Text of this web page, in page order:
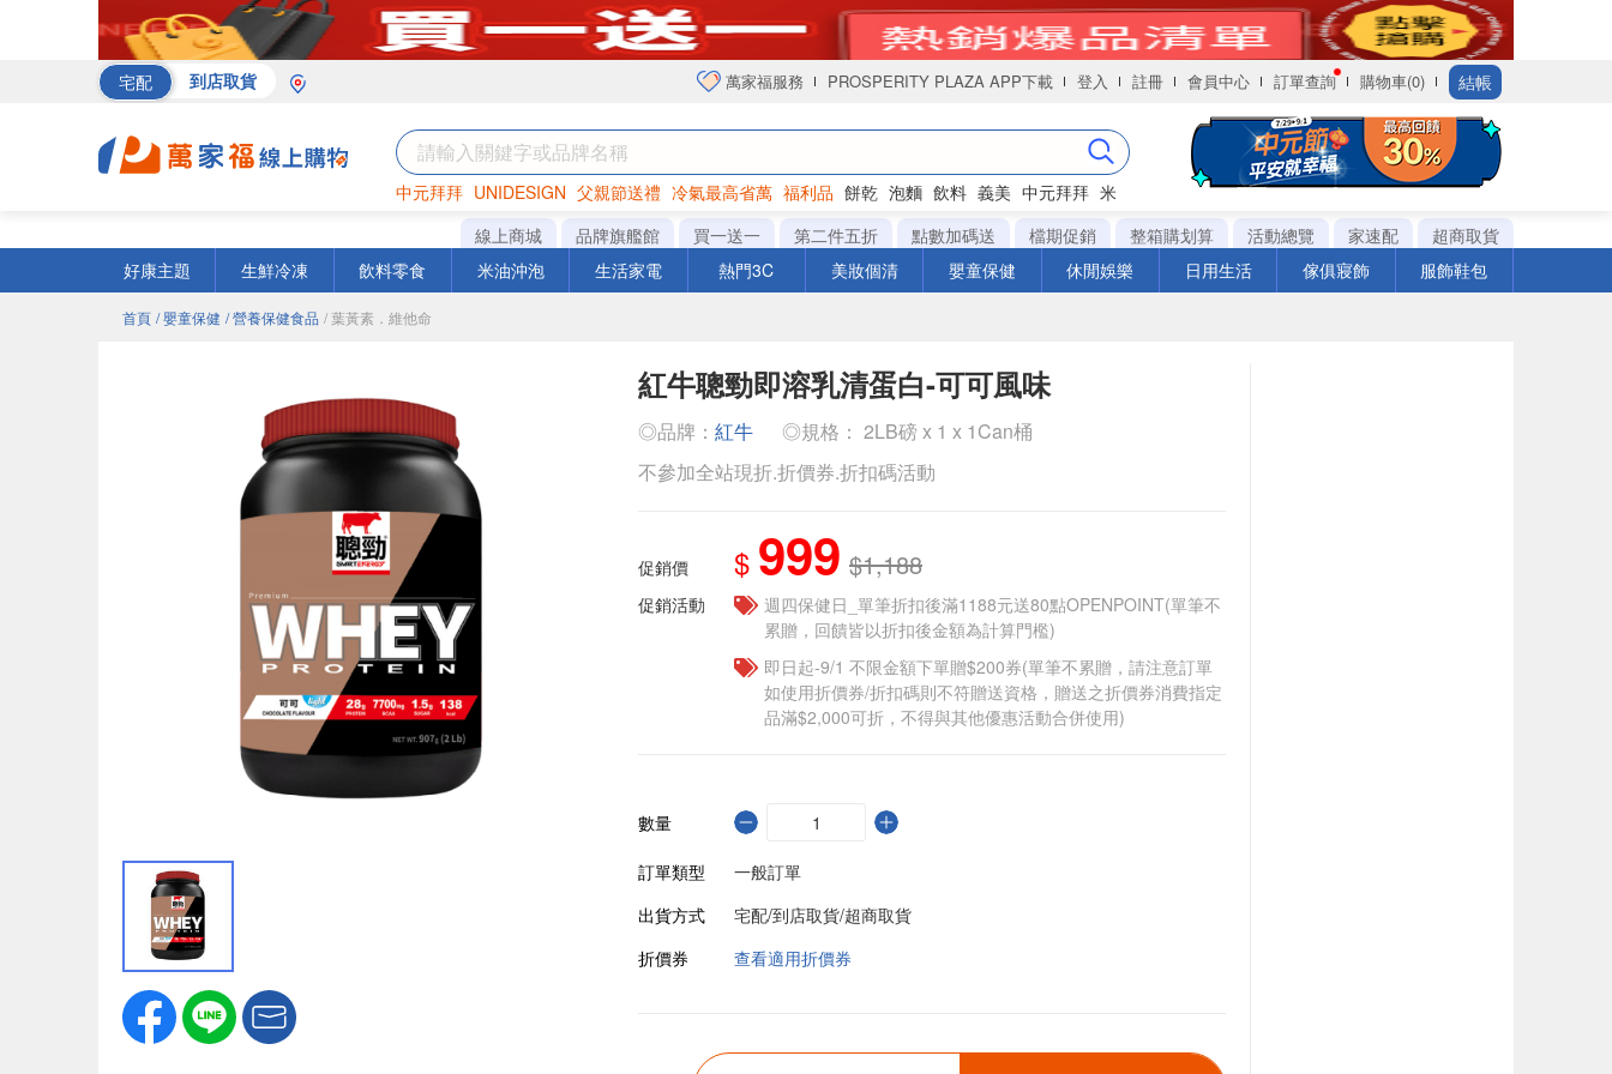
宅配 到店取貨 萬家福服務 PROSPERITY PLAZA APP下載 登入 註冊 會員中心 訂單查詢 購物車(0) 結帳
中元拜拜 UNIDESIGN 父親節送禮 冷氣最高省萬 福利品 餅乾 泡麵 飲料 義美 中元拜拜 米
海苔 巧克力 衛生紙
線上商城 品牌旗艦館 買一送一 第二件五折 點數加碼送 檔期促銷 整箱購划算 活動總覽 家速配
超商取貨
好康主題
生鮮冷凍 飲料零食 米油沖泡 生活家電 熱門3C 美妝個清 嬰童保健 休閒娛樂 日用生活 傢俱寢飾 服飾鞋包
首頁 / 嬰童保健 / 營養保健食品 / 葉黃素．維他命
紅牛聰勁即溶乳清蛋白-可可風味
◎品牌： 紅牛
◎規格： 2LB磅 x 1 x 1Can桶
不參加全站現折.折價券.折扣碼活動
促銷價 $ 999 $1,188
促銷活動
週四保健日_單筆折扣後滿1188元送80點OPENPOINT(單筆不
累贈，回饋皆以折扣後金額為計算門檻)
即日起-9/1 不限金額下單贈$200券(單筆不累贈，請注意訂單
如使用折價券/折扣碼則不符贈送資格，贈送之折價券消費指定
品滿$2,000可折，不得與其他優惠活動合併使用)
數量
訂單類型
一般訂單
出貨方式
宅配/到店取貨/超商取貨
折價券
查看適用折價券